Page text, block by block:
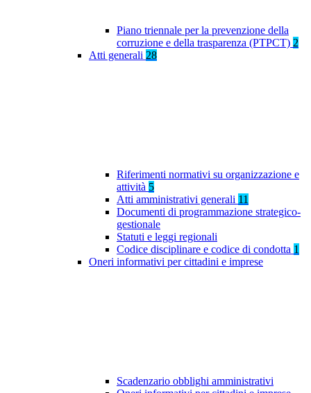
Piano triennale per la prevenzione della
corruzione e della trasparenza (PTPCT) 2
Atti generali 28
Riferimenti normativi su organizzazione e
attività 5
Atti amministrativi generali 11
Documenti di programmazione strategico-
gestionale
Statuti e leggi regionali
Codice disciplinare e codice di condotta 1
Oneri informativi per cittadini e imprese
Scadenzario obblighi amministrativi